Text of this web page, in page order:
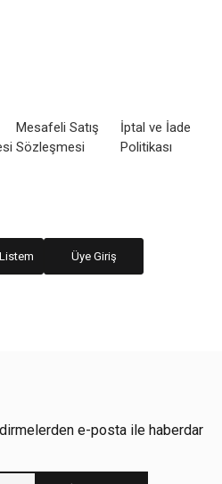
Mesafeli Satış
Sözleşmesi
İptal ve İade
Politikası
Üye Giriş
e-posta ile haberdar